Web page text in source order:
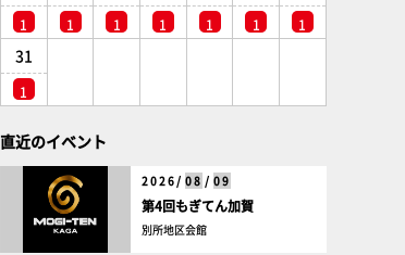
1 1 1 1 1 1 1
31
1
直近のイベント
2026/ 08 / 09
第4回もぎてん加賀
別所地区会館